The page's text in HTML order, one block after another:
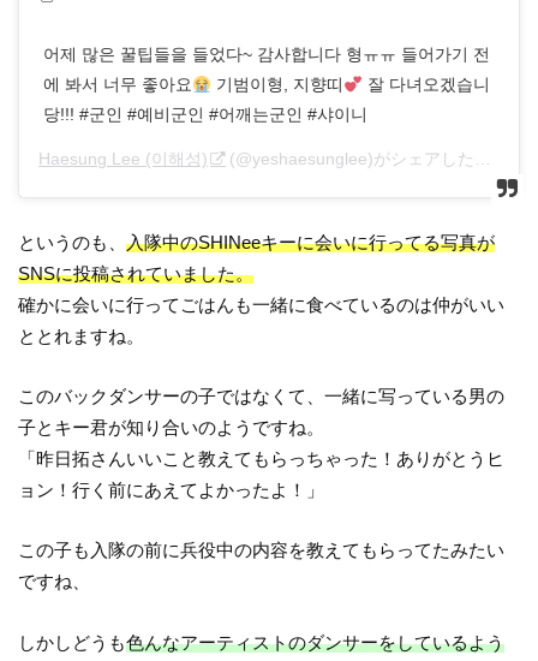
어제 많은 꿀팁들을 들었다~ 감사합니다 형ㅠㅠ 들어가기 전
에 봐서 너무 좋아요
기범이형, 지향띠
잘 다녀오겠습니
당!!! #군인 #예비군인 #어깨는군인 #샤이니
Haesung Lee (이해성) (@yeshaesunglee)がシェアした投稿 –
というのも、入隊中のSHINeeキーに会いに行ってる写真が
SNSに投稿されていました。
確かに会いに行ってごはんも一緒に食べているのは仲がいい
ととれますね。
このバックダンサーの子ではなくて、一緒に写っている男の
子とキー君が知り合いのようですね。
「昨日拓さんいいこと教えてもらっちゃった！ありがとうヒ
ョン！行く前にあえてよかったよ！」
この子も入隊の前に兵役中の内容を教えてもらってたみたい
ですね、
しかしどうも色んなアーティストのダンサーをしているよう